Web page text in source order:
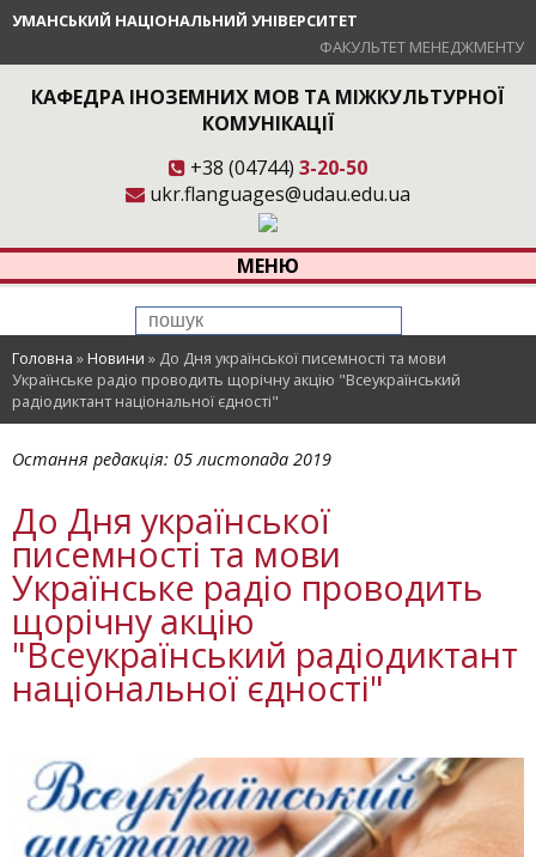
УМАНСЬКИЙ НАЦІОНАЛЬНИЙ УНІВЕРСИТЕТ
ФАКУЛЬТЕТ МЕНЕДЖМЕНТУ
КАФЕДРА ІНОЗЕМНИХ МОВ ТА МІЖКУЛЬТУРНОЇ
КОМУНІКАЦІЇ
+38 (04744) 3-20-50
ukr.flanguages@udau.edu.ua
МЕНЮ
Головна »Новини » До Дня української писемності та мови
Українське радіо проводить щорічну акцію "Всеукраїнський
радіодиктант національної єдності"
Остання редакція: 05 листопада 2019
До Дня української
писемності та мови
Українське радіо проводить
щорічну акцію
"Всеукраїнський радіодиктант
національної єдності"